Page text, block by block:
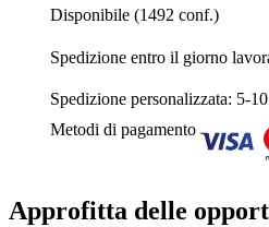
Disponibile (1492 conf.)
Spedizione entro il giorno
Spedizione personalizzata: 5-
Metodi di pagamento
Approfitta delle